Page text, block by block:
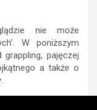
nie może
W poniższym
pajęczej
a także o